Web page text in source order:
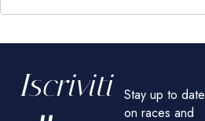
Iscriviti
Stay up to date
on races and